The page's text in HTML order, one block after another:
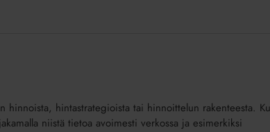
hinnoista, hintastrategioista tai hinnoittelun rakenteesta.
niistä tietoa avoimesti verkossa ja esimerkiksi